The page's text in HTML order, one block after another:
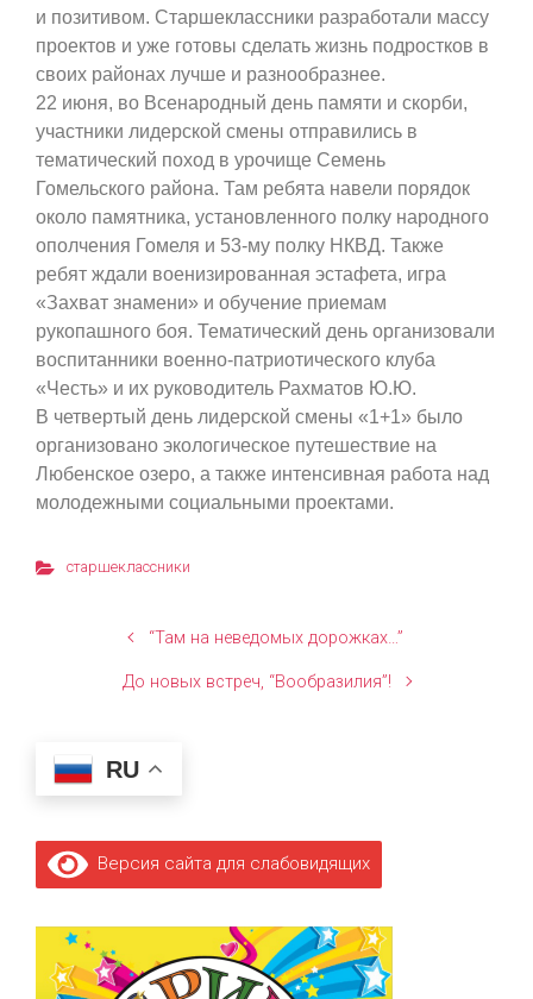
и позитивом. Старшеклассники разработали массу
проектов и уже готовы сделать жизнь подростков в
своих районах лучше и разнообразнее.
22 июня, во Всенародный день памяти и скорби,
участники лидерской смены отправились в
тематический поход в урочище Семень
Гомельского района. Там ребята навели порядок
около памятника, установленного полку народного
ополчения Гомеля и 53-му полку НКВД. Также
ребят ждали военизированная эстафета, игра
«Захват знамени» и обучение приемам
рукопашного боя. Тематический день организовали
воспитанники военно-патриотического клуба
«Честь» и их руководитель Рахматов Ю.Ю.
В четвертый день лидерской смены «1+1» было
организовано экологическое путешествие на
Любенское озеро, а также интенсивная работа над
молодежными социальными проектами.
старшеклассники
“Там на неведомых дорожках…”
До новых встреч, “Вообразилия”!
RU
Версия сайта для слабовидящих